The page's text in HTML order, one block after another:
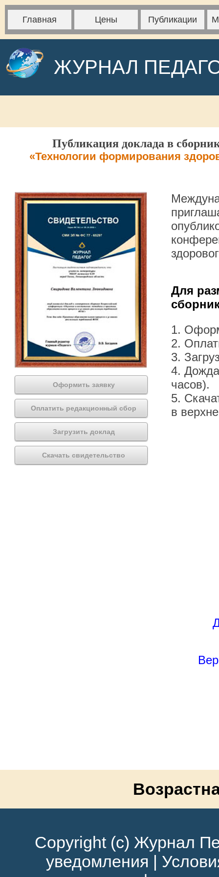
Главная Цены Публикации
ЖУРНАЛ
Публикация доклада в
«Технологии формирования
Оформить заявку
Оплатить редакционный сбор
Загрузить доклад
Скачать свидетельство
Для
1.
2.
3.
4.
часов).
5.
в
Copyright (c) Журнал
уведомления |